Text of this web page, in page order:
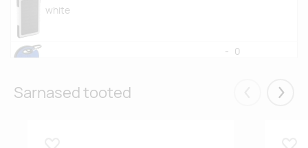
white
- 0
Sarnased tooted Eelmised